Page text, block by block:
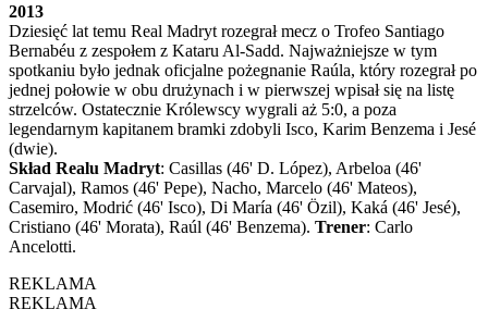
2013
Dziesięć lat temu Real Madryt rozegrał mecz o Trofeo Santiago
Bernabéu z zespołem z Kataru Al-Sadd. Najważniejsze w tym
spotkaniu było jednak oficjalne pożegnanie Raúla, który rozegrał po
jednej połowie w obu drużynach i w pierwszej wpisał się na listę
strzelców. Ostatecznie Królewscy wygrali aż 5:0, a poza
legendarnym kapitanem bramki zdobyli Isco, Karim Benzema i Jesé
(dwie).
Skład Realu Madryt: Casillas (46' D. López), Arbeloa (46'
Carvajal), Ramos (46' Pepe), Nacho, Marcelo (46' Mateos),
Casemiro, Modrić (46' Isco), Di María (46' Özil), Kaká (46' Jesé),
Cristiano (46' Morata), Raúl (46' Benzema). Trener: Carlo
Ancelotti.
REKLAMA
REKLAMA